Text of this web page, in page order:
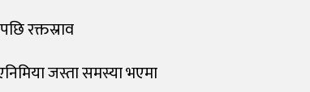
रक्तस्राव
जस्ता समस्या भएमा